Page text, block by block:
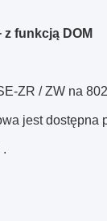
z funkcją DOM
ZR / ZW na
jest dostępna
.